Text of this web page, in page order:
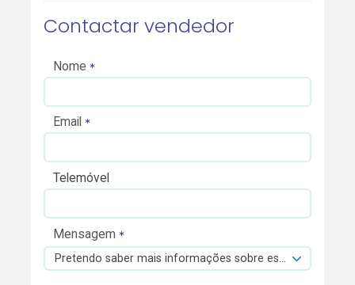
Contactar vendedor
Nome
Email
Telemóvel
Mensagem
Pretendo saber mais informações sobre esta viatura.